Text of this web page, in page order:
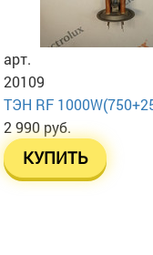
арт.
20109
ТЭН RF
2 990 руб.
КУПИТЬ